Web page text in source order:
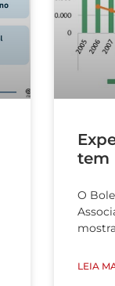
tem
O
LEIA